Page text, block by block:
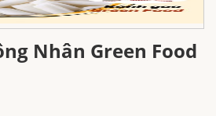
Nhân Green Food